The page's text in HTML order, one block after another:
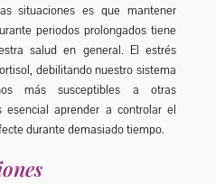
$
3
2
.
situaciones es que mantener
periodos prolongados tiene
salud en general. El estrés
debilitando nuestro sistema
más susceptibles a otras
aprender a controlar el
durante demasiado tiempo.